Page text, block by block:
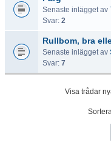
Senaste inlägget av
Svar: 2
Rullbom, bra
Senaste inlägget av
Svar: 7
Visa trådar